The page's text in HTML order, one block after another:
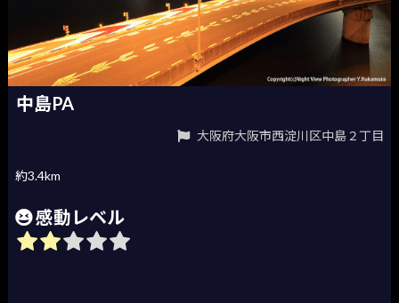
中島PA
大阪府大阪市西淀川区中島２丁目
約3.4km
感動レベル